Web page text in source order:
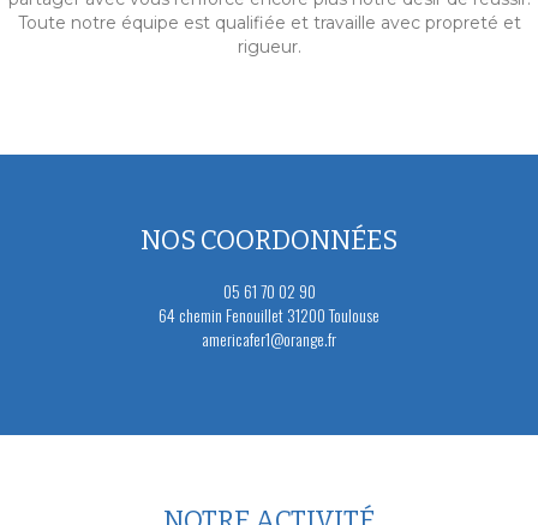
Toute notre équipe est qualifiée et travaille avec propreté et
rigueur.
NOS COORDONNÉES
05 61 70 02 90
64 chemin Fenouillet 31200 Toulouse
americafer1@orange.fr